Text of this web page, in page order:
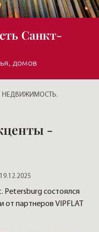
Санкт-
домов
НЕДВИЖИМОСТЬ.
-
Petersburg состоялся
от партнеров VIPFLAT